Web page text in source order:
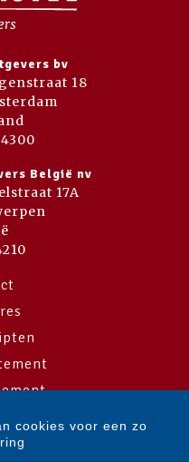
bv
18
België nv
17A
cookies voor een zo